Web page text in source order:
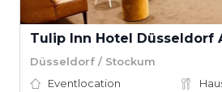
Tulip Inn Hotel Düsseldorf
Düsseldorf / Stockum
Eventlocation